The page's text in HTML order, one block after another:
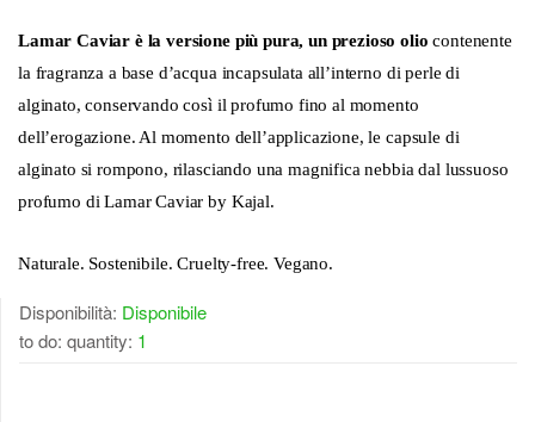
Lamar Caviar è la versione più pura, un prezioso oliocontenente
la fragranza a base d’acqua incapsulata all’interno di perle di
alginato, conservando così il profumo fino al momento
dell’erogazione. Al momento dell’applicazione, le capsule di
alginato si rompono, rilasciando una magnifica nebbia dal lussuoso
profumo di Lamar Caviar by Kajal.
Naturale. Sostenibile. Cruelty-free. Vegano.
Disponibilità: Disponibile
to do: quantity: 1